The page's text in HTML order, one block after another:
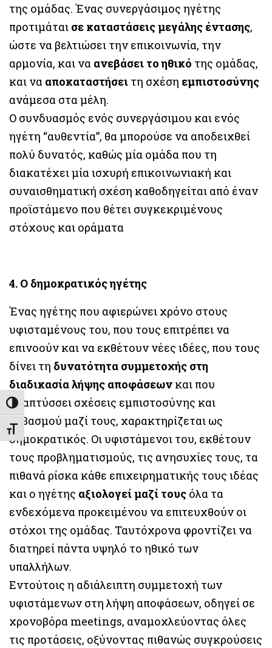
Εναλλαγή Υψηλής Αντίθεσης
Εναλλαγή Μεγέθους Γραμμάτων
της ομάδας. Ένας συνεργάσιμος ηγέτης
προτιμάται σε καταστάσεις μεγάλης έντασης,
ώστε να βελτιώσει την επικοινωνία, την
αρμονία, και να ανεβάσει το ηθικό της ομάδας,
και να αποκαταστήσει τη σχέση εμπιστοσύνης
ανάμεσα στα μέλη.
Ο συνδυασμός ενός συνεργάσιμου και ενός
ηγέτη “αυθεντία”, θα μπορούσε να αποδειχθεί
πολύ δυνατός, καθώς μία ομάδα που τη
διακατέχει μία ισχυρή επικοινωνιακή και
συναισθηματική σχέση καθοδηγείται από έναν
προϊστάμενο που θέτει συγκεκριμένους
στόχους και οράματα
4. Ο δημοκρατικός ηγέτης
Ένας ηγέτης που αφιερώνει χρόνο στους
υφισταμένους του, που τους επιτρέπει να
επινοούν και να εκθέτουν νέες ιδέες, που τους
δίνει τη δυνατότητα συμμετοχής στη
διαδικασία λήψης αποφάσεων και που
αναπτύσσει σχέσεις εμπιστοσύνης και
σεβασμού μαζί τους, χαρακτηρίζεται ως
δημοκρατικός. Οι υφιστάμενοι του, εκθέτουν
τους προβληματισμούς, τις ανησυχίες τους, τα
πιθανά ρίσκα κάθε επιχειρηματικής τους ιδέας
και ο ηγέτης αξιολογεί μαζί τους όλα τα
ενδεχόμενα προκειμένου να επιτευχθούν οι
στόχοι της ομάδας. Ταυτόχρονα φροντίζει να
διατηρεί πάντα υψηλό το ηθικό των
υπαλλήλων.
Εντούτοις η αδιάλειπτη συμμετοχή των
υφιστάμενων στη λήψη αποφάσεων, οδηγεί σε
χρονοβόρα meetings, αναμοχλεύοντας όλες
τις προτάσεις, οξύνοντας πιθανώς συγκρούσεις